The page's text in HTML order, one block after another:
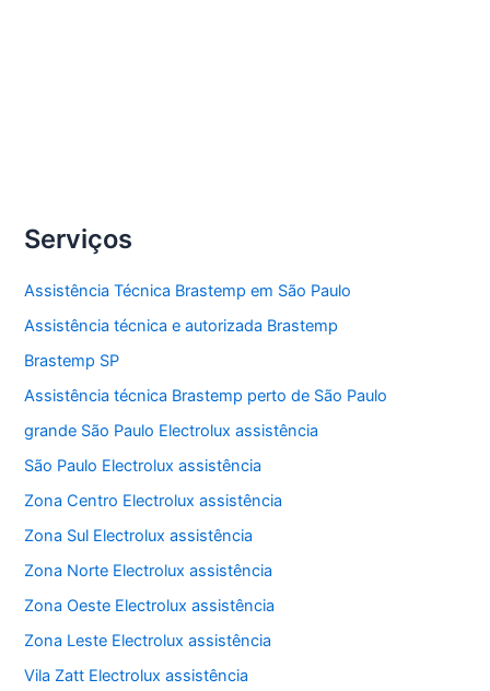
Serviços
Assistência Técnica Brastemp em São Paulo
Assistência técnica e autorizada Brastemp
Brastemp SP
Assistência técnica Brastemp perto de São Paulo
grande São Paulo Electrolux assistência
São Paulo Electrolux assistência
Zona Centro Electrolux assistência
Zona Sul Electrolux assistência
Zona Norte Electrolux assistência
Zona Oeste Electrolux assistência
Zona Leste Electrolux assistência
Vila Zatt Electrolux assistência